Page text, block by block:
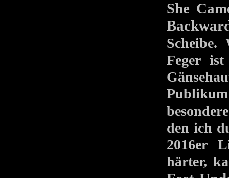
She
Feger
den ich
2016er
härter,